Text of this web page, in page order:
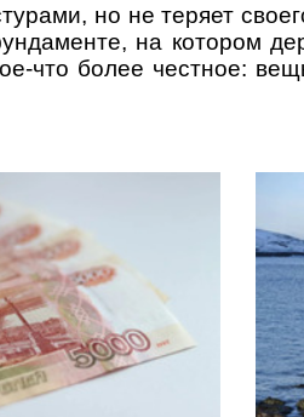
но не теряет
на котором
что более честное: